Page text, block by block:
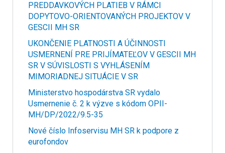
PREDDAVKOVÝCH PLATIEB V RÁMCI
DOPYTOVO-ORIENTOVANÝCH PROJEKTOV V
GESCII MH SR
UKONČENIE PLATNOSTI A ÚČINNOSTI
USMERNENÍ PRE PRIJÍMATEĽOV V GESCII MH
SR V SÚVISLOSTI S VYHLÁSENÍM
MIMORIADNEJ SITUÁCIE V SR
Ministerstvo hospodárstva SR vydalo
Usmernenie č. 2 k výzve s kódom OPII-
MH/DP/2022/9.5-35
Nové číslo Infoservisu MH SR k podpore z
eurofondov